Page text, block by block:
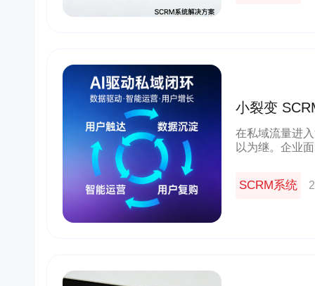
小裂变
环，低成本
在私域流量进
以为继。企业
SCRM系统